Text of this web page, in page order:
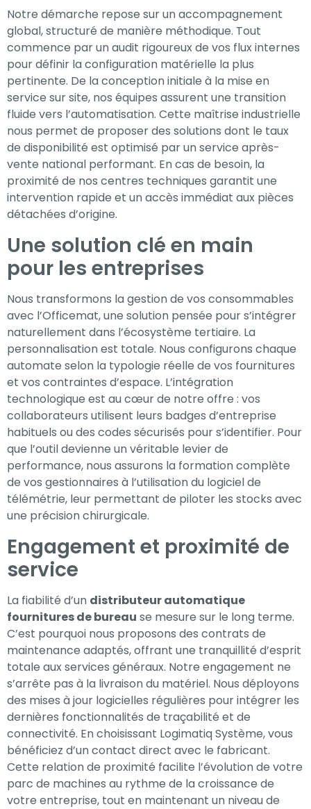
Notre démarche repose sur un accompagnement
global, structuré de manière méthodique. Tout
commence par un audit rigoureux de vos flux internes
pour définir la configuration matérielle la plus
pertinente. De la conception initiale à la mise en
service sur site, nos équipes assurent une transition
fluide vers l’automatisation. Cette maîtrise industrielle
nous permet de proposer des solutions dont le taux
de disponibilité est optimisé par un service après-
vente national performant. En cas de besoin, la
proximité de nos centres techniques garantit une
intervention rapide et un accès immédiat aux pièces
détachées d’origine.
Une solution clé en main
pour les entreprises
Nous transformons la gestion de vos consommables
avec l’Officemat, une solution pensée pour s’intégrer
naturellement dans l’écosystème tertiaire. La
personnalisation est totale. Nous configurons chaque
automate selon la typologie réelle de vos fournitures
et vos contraintes d’espace. L’intégration
technologique est au cœur de notre offre : vos
collaborateurs utilisent leurs badges d’entreprise
habituels ou des codes sécurisés pour s’identifier. Pour
que l’outil devienne un véritable levier de
performance, nous assurons la formation complète
de vos gestionnaires à l’utilisation du logiciel de
télémétrie, leur permettant de piloter les stocks avec
une précision chirurgicale.
Engagement et proximité de
service
La fiabilité d’un distributeur automatique
fournitures de bureau se mesure sur le long terme.
C’est pourquoi nous proposons des contrats de
maintenance adaptés, offrant une tranquillité d’esprit
totale aux services généraux. Notre engagement ne
s’arrête pas à la livraison du matériel. Nous déployons
des mises à jour logicielles régulières pour intégrer les
dernières fonctionnalités de traçabilité et de
connectivité. En choisissant Logimatiq Système, vous
bénéficiez d’un contact direct avec le fabricant.
Cette relation de proximité facilite l’évolution de votre
parc de machines au rythme de la croissance de
votre entreprise, tout en maintenant un niveau de